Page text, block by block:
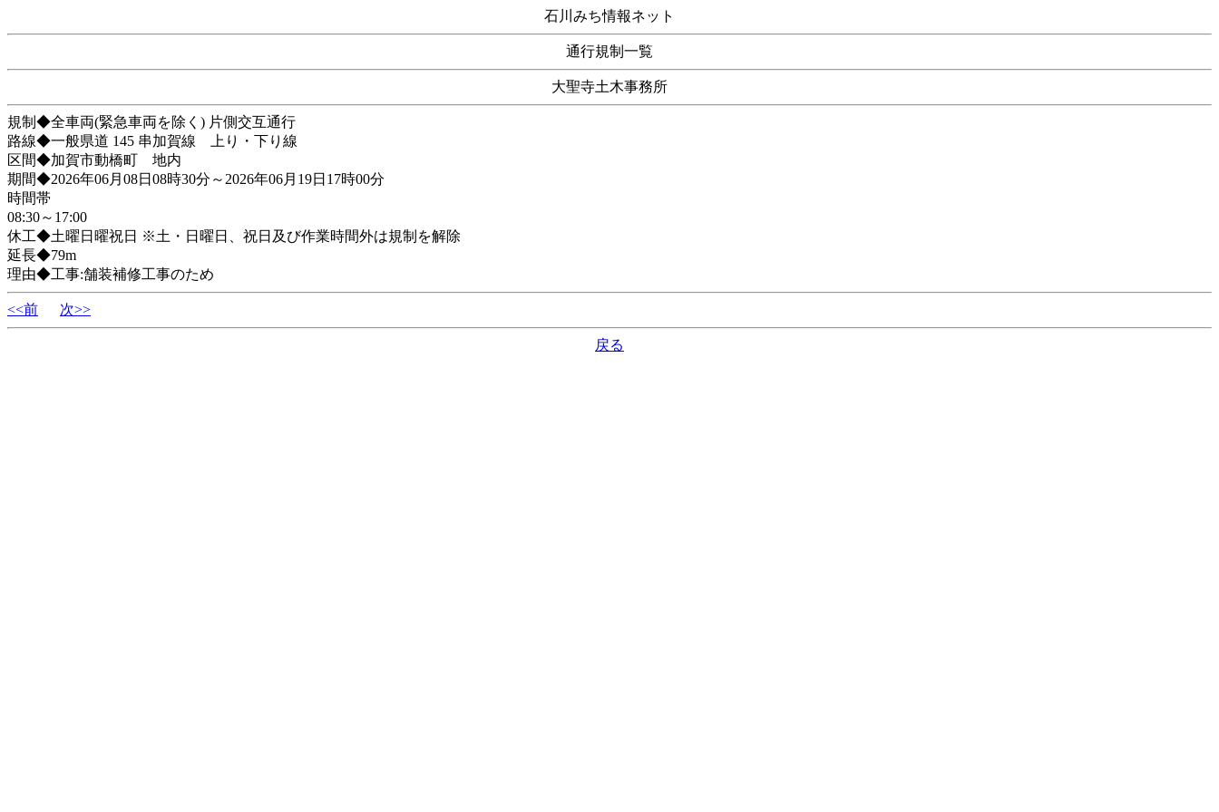
石川みち情報ネット
通行規制一覧
大聖寺土木事務所
規制◆全車両(緊急車両を除く) 片側交互通行
路線◆一般県道 145 串加賀線 上り・下り線
区間◆加賀市動橋町 地内
期間◆2026年06月08日08時30分～2026年06月19日17時00分
時間帯
08:30～17:00
休工◆土曜日曜祝日 ※土・日曜日、祝日及び作業時間外は規制を解除
延長◆79m
理由◆工事:舗装補修工事のため
<<前 次>>
戻る